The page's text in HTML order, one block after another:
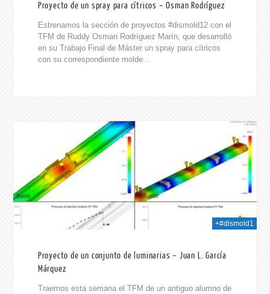
Proyecto de un spray para cítricos – Osman Rodríguez
Estrenamos la sección de proyectos #dismold12 con el
TFM de Ruddy Osman Rodríguez Marín, que desarrolló
en su Trabajo Final de Máster un spray para cítricos
con su correspondiente molde...
+#dismold1
Proyecto de un conjunto de luminarias – Juan L. García
Márquez
Traemos esta semana el TFM de un antiguo alumno de